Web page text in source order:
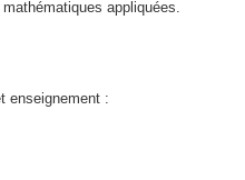
appliquées.
enseignement :